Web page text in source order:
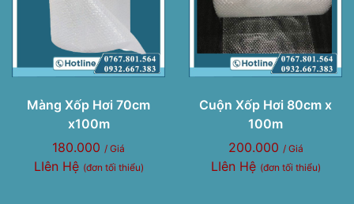
Màng Xốp Hơi 70cm
x100m
180.000 / Giá
LIên Hệ (đơn tối thiểu)
Cuộn Xốp Hơi 80cm x
100m
200.000 / Giá
LIên Hệ (đơn tối thiểu)